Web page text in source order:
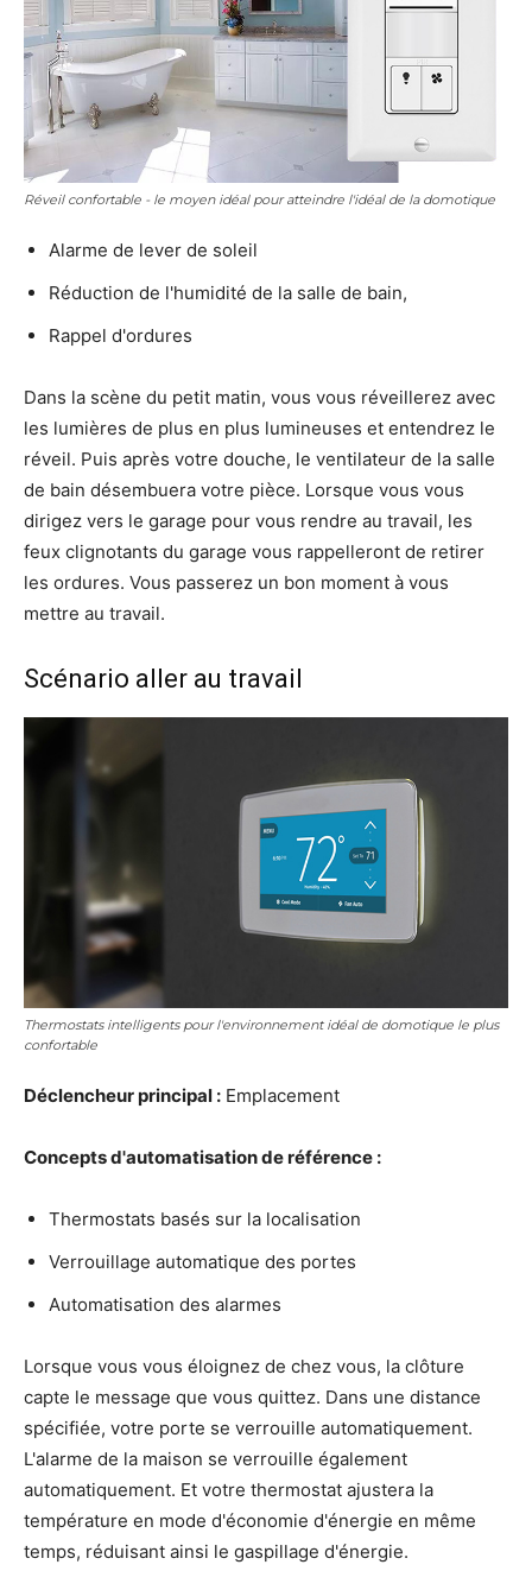
Réveil confortable - le moyen idéal pour atteindre l'idéal de la domotique
Alarme de lever de soleil
Réduction de l'humidité de la salle de bain,
Rappel d'ordures
Dans la scène du petit matin, vous vous réveillerez avec
les lumières de plus en plus lumineuses et entendrez le
réveil. Puis après votre douche, le ventilateur de la salle
de bain désembuera votre pièce. Lorsque vous vous
dirigez vers le garage pour vous rendre au travail, les
feux clignotants du garage vous rappelleront de retirer
les ordures. Vous passerez un bon moment à vous
mettre au travail.
Scénario aller au travail
Thermostats intelligents pour l'environnement idéal de domotique le plus
confortable
Déclencheur principal : Emplacement
Concepts d'automatisation de référence :
Thermostats basés sur la localisation
Verrouillage automatique des portes
Automatisation des alarmes
Lorsque vous vous éloignez de chez vous, la clôture
capte le message que vous quittez. Dans une distance
spécifiée, votre porte se verrouille automatiquement.
L'alarme de la maison se verrouille également
automatiquement. Et votre thermostat ajustera la
température en mode d'économie d'énergie en même
temps, réduisant ainsi le gaspillage d'énergie.